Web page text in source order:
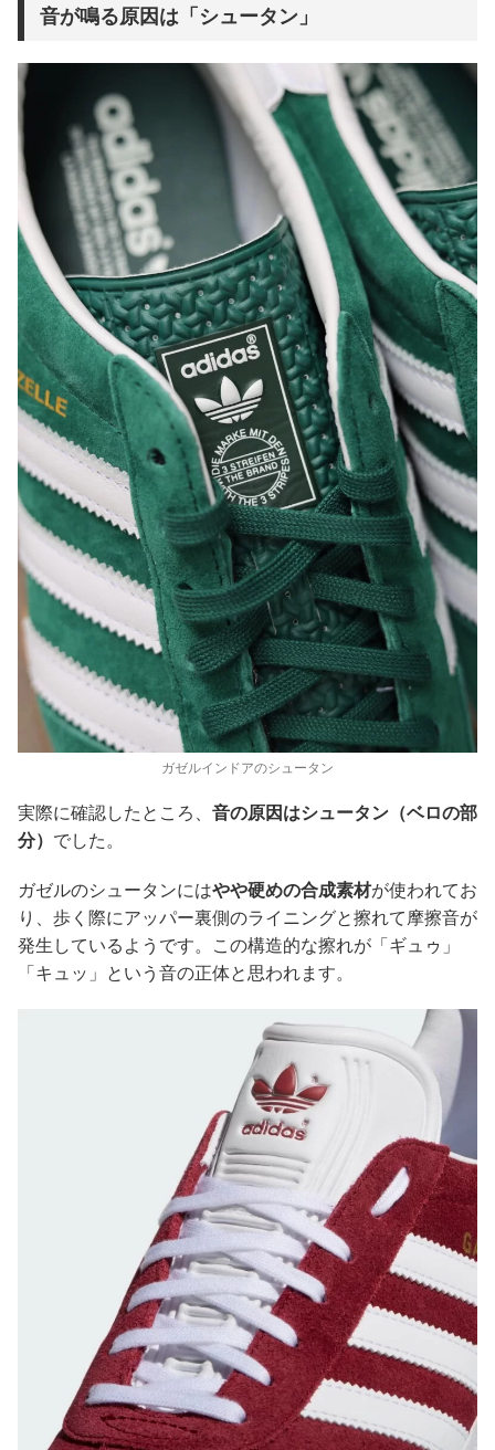
音が鳴る原因は「シュータン」
ガゼルインドアのシュータン
実際に確認したところ、 音の原因はシュータン（ベロの部
分） でした。
ガゼルのシュータンにはやや硬めの合成素材が使われてお
り、歩く際にアッパー裏側のライニングと擦れて摩擦音が
発生しているようです。この構造的な擦れが「ギュゥ」
「キュッ」という音の正体と思われます。